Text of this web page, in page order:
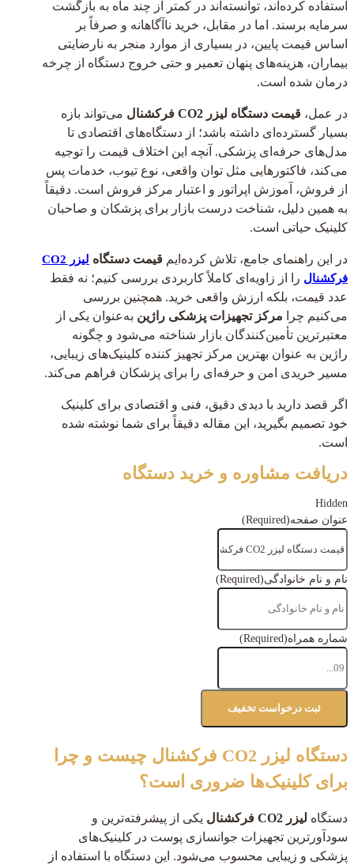
استفاده کرده‌اند، توانسته‌اند در کمتر از چند ماه به بازگشت
سرمایه برسند. اما در مقابل، خرید ناآگاهانه و صرفاً بر
اساس قیمت پایین، در بسیاری از موارد منجر به نارضایتی
بیماران، هزینه‌های پنهان تعمیر و حتی خروج دستگاه از چرخه
درمان شده است.
در عمل، قیمت دستگاه لیزر CO2 فرکشنال
می‌تواند بازه
بسیار گسترده‌ای داشته باشد؛ از دستگاه‌های اقتصادی تا
مدل‌های حرفه‌ای پزشکی. آنچه این اختلاف قیمت را توجیه
می‌کند، فاکتورهایی مثل توان واقعی، نوع تیوب، خدمات پس
از فروش، آموزش اپراتور و اعتبار مرکز فروش است. دقیقاً
به همین دلیل، شناخت درست بازار برای پزشکان و صاحبان
کلینیک حیاتی است.
در این راهنمای جامع، تلاش کرده‌ایم قیمت دستگاه
لیزر CO2
فرکشنال را از زاویه‌ای کاملاً کاربردی بررسی کنیم؛ نه فقط
عدد قیمت، بلکه ارزش واقعی خرید. همچنین بررسی
می‌کنیم چرا مرکز تجهیزات پزشکی راژین به‌عنوان یکی از
معتبرترین تأمین‌کنندگان بازار شناخته می‌شود و چگونه
راژین به عنوان بهترین مرکز تجهیز کننده کلینیک‌های زیبایی،
مسیر خریدی امن و حرفه‌ای را برای پزشکان فراهم می‌کند.
اگر قصد دارید با دیدی دقیق، فنی و اقتصادی برای کلینیک
خود تصمیم بگیرید، این مقاله دقیقاً برای شما نوشته شده
است.
دریافت مشاوره و خرید دستگاه
Hidden
عنوان صفحه(Required)
نام و نام خانوادگی(Required)
شماره همراه(Required)
دستگاه لیزر CO2 فرکشنال چیست و چرا
برای کلینیک‌ها ضروری است؟
دستگاه لیزر CO2 فرکشنال
یکی از پیشرفته‌ترین و
سودآورترین تجهیزات جوانسازی پوست در کلینیک‌های
پزشکی و زیبایی محسوب می‌شود. این دستگاه با استفاده از